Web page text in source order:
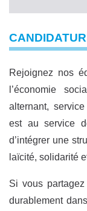
Rejoignez nos
l’économie
alternant,
est au service
d’intégrer une
laïcité, solidarité
Si vous
durablement